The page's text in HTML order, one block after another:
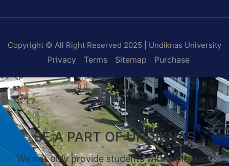
Copyright © All Right Reserved 2025 | Undiknas University
Privacy Terms Sitemap Purchase
BE A PART OF UNDIKNAS
We not only provide students with a pleasant